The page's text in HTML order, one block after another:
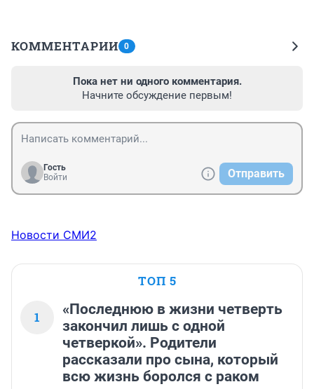
КОММЕНТАРИИ 0
Пока нет ни одного комментария.
Начните обсуждение первым!
Гость
Войти
Отправить
Новости СМИ2
ТОП 5
1
«Последнюю в жизни четверть
закончил лишь с одной
четверкой». Родители
рассказали про сына, который
всю жизнь боролся с раком